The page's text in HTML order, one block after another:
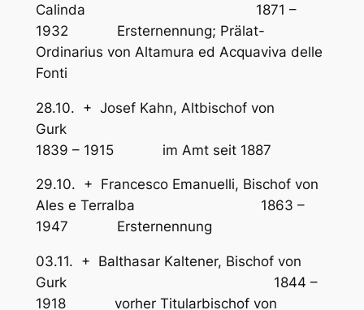
Calinda 1871 –
1932 Ersternennung; Prälat-
Ordinarius von Altamura ed Acquaviva delle
Fonti
28.10. + Josef Kahn, Altbischof von
Gurk
1839 – 1915 im Amt seit 1887
29.10. + Francesco Emanuelli, Bischof von
Ales e Terralba 1863 –
1947 Ersternennung
03.11. + Balthasar Kaltener, Bischof von
Gurk 1844 –
1918 vorher Titularbischof von